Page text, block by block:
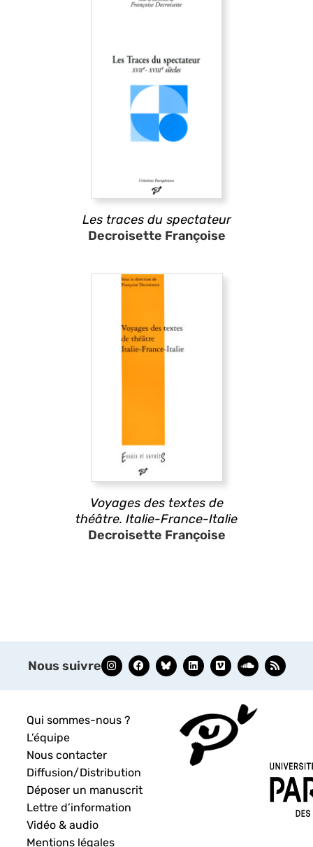
Les traces du spectateur
Decroisette Françoise
Voyages des textes de
théâtre. Italie-France-Italie
Decroisette Françoise
Nous suivre
Qui sommes-nous ?
L’équipe
Nous contacter
Diffusion/Distribution
Déposer un manuscrit
Lettre d’information
Vidéo & audio
Mentions légales